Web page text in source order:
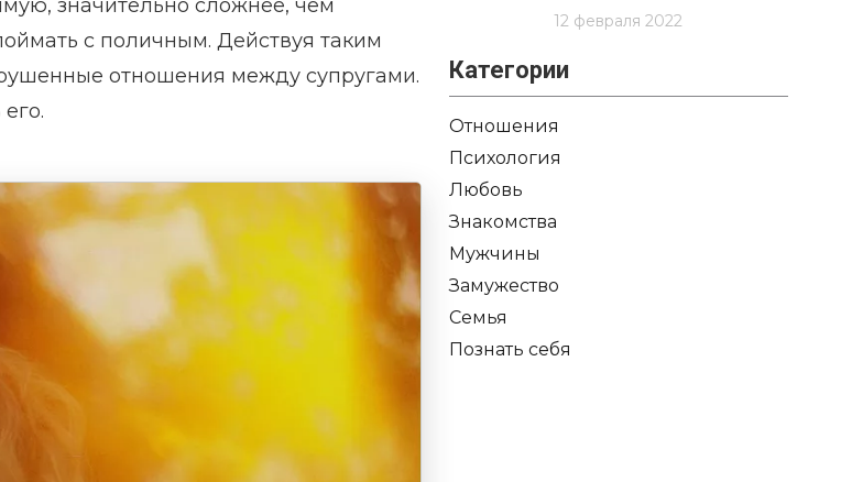
значительно сложнее, чем
с поличным. Действуя таким
отношения между супругами.
12 февраля 2022
Категории
Отношения
Психология
Любовь
Знакомства
Мужчины
Замужество
Семья
Познать себя